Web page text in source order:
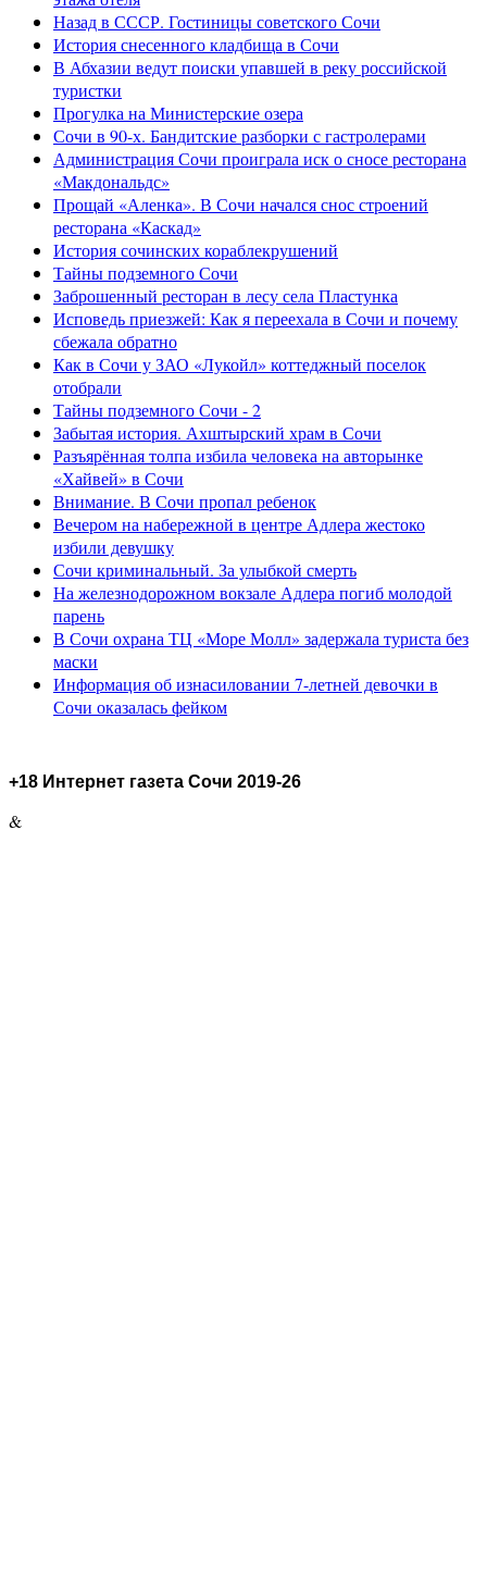
Назад в СССР. Гостиницы советского Сочи
История снесенного кладбища в Сочи
В Абхазии ведут поиски упавшей в реку российской
туристки
Прогулка на Министерские озера
Сочи в 90-х. Бандитские разборки с гастролерами
Администрация Сочи проиграла иск о сносе ресторана
«Макдональдс»
Прощай «Аленка». В Сочи начался снос строений
ресторана «Каскад»
История сочинских кораблекрушений
Тайны подземного Сочи
Заброшенный ресторан в лесу села Пластунка
Исповедь приезжей: Как я переехала в Сочи и почему
сбежала обратно
Как в Сочи у ЗАО «Лукойл» коттеджный поселок
отобрали
Тайны подземного Сочи - 2
Забытая история. Ахштырский храм в Сочи
Разъярённая толпа избила человека на авторынке
«Хайвей» в Сочи
Внимание. В Сочи пропал ребенок
Вечером на набережной в центре Адлера жестоко
избили девушку
Сочи криминальный. За улыбкой смерть
На железнодорожном вокзале Адлера погиб молодой
парень
В Сочи охрана ТЦ «Море Молл» задержала туриста без
маски
Информация об изнасиловании 7-летней девочки в
Сочи оказалась фейком
+18 Интернет газета Сочи 2019-26
&